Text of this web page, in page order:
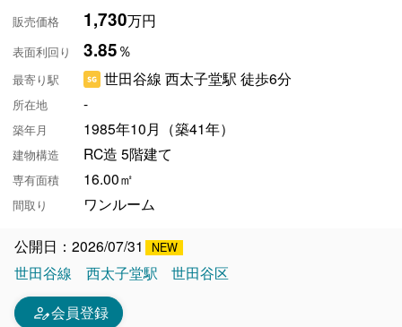
販売価格 1,730万円
表面利回り 3.85％
最寄り駅 世田谷線 西太子堂駅 徒歩6分
所在地 -
築年月 1985年10月（築41年）
建物構造 RC造 5階建て
専有面積 16.00㎡
間取り ワンルーム
公開日：2026/07/31
世田谷線
西太子堂駅 世田谷区
person_edit会員登録